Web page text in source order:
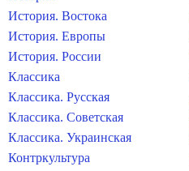
История. Востока
История. Европы
История. России
Классика
Классика. Русская
Классика. Советская
Классика. Украинская
Контркультура